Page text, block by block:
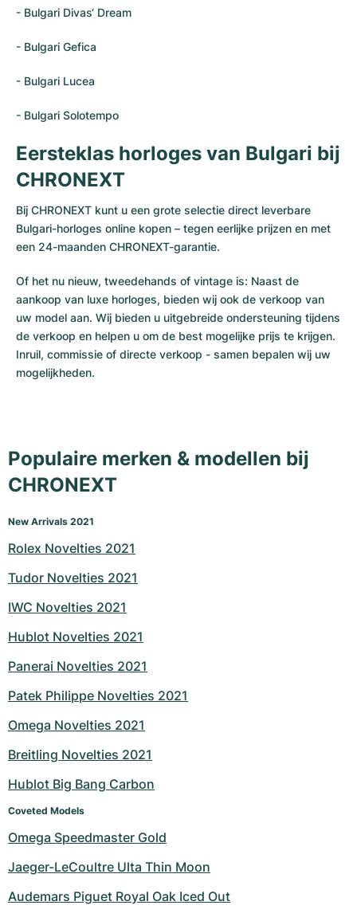
- Bulgari Divas‘ Dream
- Bulgari Gefica
- Bulgari Lucea
- Bulgari Solotempo
Eersteklas horloges van Bulgari bij
CHRONEXT
Bij CHRONEXT kunt u een grote selectie direct leverbare
Bulgari-horloges online kopen – tegen eerlijke prijzen en met
een 24-maanden CHRONEXT-garantie.
Of het nu nieuw, tweedehands of vintage is: Naast de
aankoop van luxe horloges, bieden wij ook de verkoop van
uw model aan. Wij bieden u uitgebreide ondersteuning tijdens
de verkoop en helpen u om de best mogelijke prijs te krijgen.
Inruil, commissie of directe verkoop - samen bepalen wij uw
mogelijkheden.
Populaire merken & modellen bij
CHRONEXT
New Arrivals 2021
Rolex Novelties 2021
Tudor Novelties 2021
IWC Novelties 2021
Hublot Novelties 2021
Panerai Novelties 2021
Patek Philippe Novelties 2021
Omega Novelties 2021
Breitling Novelties 2021
Hublot Big Bang Carbon
Coveted Models
Omega Speedmaster Gold
Jaeger-LeCoultre Ulta Thin Moon
Audemars Piguet Royal Oak Iced Out